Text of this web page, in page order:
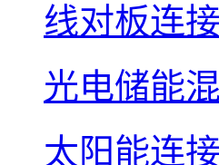
线对板连
光电储能
太阳能连